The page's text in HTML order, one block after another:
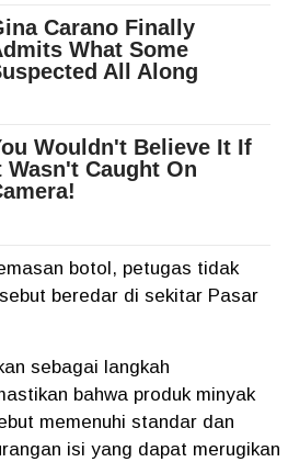
botol, petugas tidak
beredar di sekitar Pasar
sebagai langkah
bahwa produk minyak
memenuhi standar dan
isi yang dapat merugikan